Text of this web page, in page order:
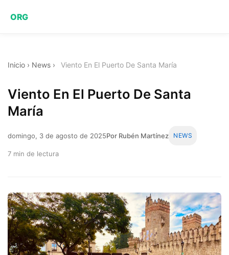
ORG
Inicio › News › Viento En El Puerto De Santa María
Viento En El Puerto De Santa
María
domingo, 3 de agosto de 2025Por Rubén Martínez NEWS
7 min de lectura